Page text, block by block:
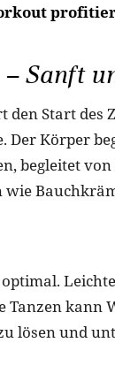
Sanft
den Start des
Der Körper
begleitet
kann
lösen und